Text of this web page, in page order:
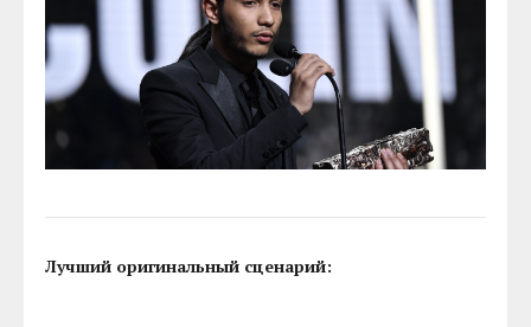
Лучший оригинальный сценарий: